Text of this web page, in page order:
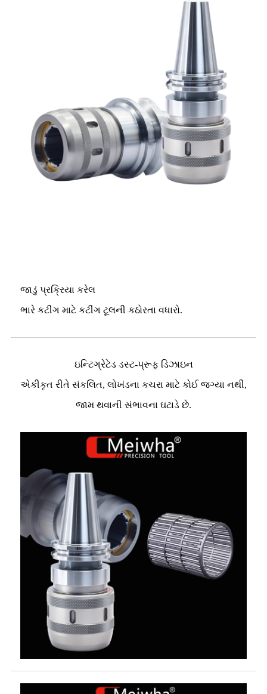
જાડું પ્રક્રિયા કરેલ
ભારે કટીંગ માટે કટીંગ ટૂલની કઠોરતા વધારો.
ઇન્ટિગ્રેટેડ ડસ્ટ-પ્રૂફ ડિઝાઇન
એકીકૃત રીતે સંકલિત, લોખંડના કચરા માટે કોઈ જગ્યા નથી,
જામ થવાની સંભાવના ઘટાડે છે.